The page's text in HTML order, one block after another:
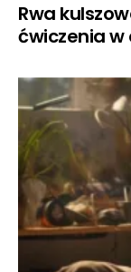
Rwa
ćwiczenia